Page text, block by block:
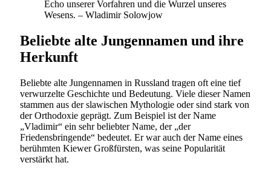
Echo unserer Vorfahren und die Wurzel unseres
Wesens. – Wladimir Solowjow
Beliebte alte Jungennamen und ihre
Herkunft
Beliebte alte Jungennamen in Russland tragen oft eine tief
verwurzelte Geschichte und Bedeutung. Viele dieser Namen
stammen aus der slawischen Mythologie oder sind stark von
der Orthodoxie geprägt. Zum Beispiel ist der Name
„Vladimir“ ein sehr beliebter Name, der „der
Friedensbringende“ bedeutet. Er war auch der Name eines
berühmten Kiewer Großfürsten, was seine Popularität
verstärkt hat.